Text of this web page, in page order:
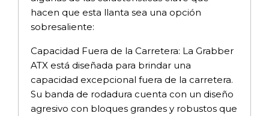
hacen que esta llanta sea una opción
sobresaliente:
Capacidad Fuera de la Carretera: La Grabber
ATX está diseñada para brindar una
capacidad excepcional fuera de la carretera.
Su banda de rodadura cuenta con un diseño
agresivo con bloques grandes y robustos que